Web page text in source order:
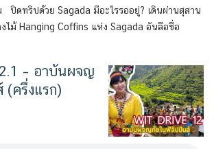
ปิดทริปด้วย Sagada มีอะไรรออยู่? เดินผ่านสุสาน
ไม้ Hanging Coffins แห่ง Sagada อันลือชื่อ
– อาบันผจญ
ครึ่งแรก)